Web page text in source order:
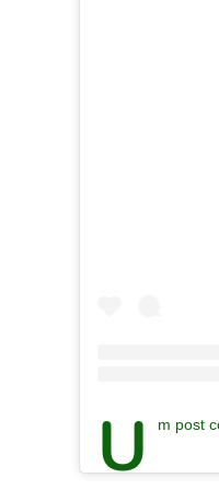
Um post